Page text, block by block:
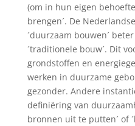
(om in hun eigen
brengen´. De
´duurzaam bouwen´
´traditionele bouw´. Dit
grondstoffen en
werken in duurzame
gezonder. Andere
definiëring van
bronnen uit te putten´ of